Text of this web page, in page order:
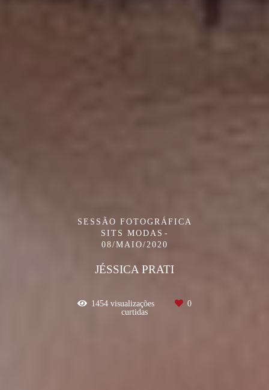
SESSÃO FOTOGRÁFICA
SITS MODAS
08/MAIO/2020
JÉSSICA PRATI
1454 visualizações
0
curtidas